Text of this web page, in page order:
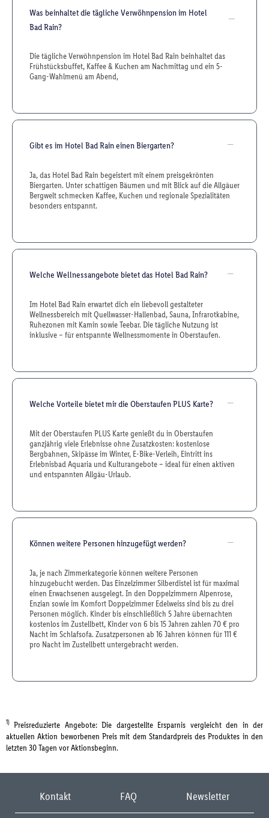
Was beinhaltet die tägliche Verwöhnpension im Hotel
Bad Rain?
Die tägliche Verwöhnpension im Hotel Bad Rain beinhaltet das
Frühstücksbuffet, Kaffee & Kuchen am Nachmittag und ein 5-
Gang-Wahlmenü am Abend,
Gibt es im Hotel Bad Rain einen Biergarten?
Ja, das Hotel Bad Rain begeistert mit einem preisgekrönten
Biergarten. Unter schattigen Bäumen und mit Blick auf die Allgäuer
Bergwelt schmecken Kaffee, Kuchen und regionale Spezialitäten
besonders entspannt.
Welche Wellnessangebote bietet das Hotel Bad Rain?
Im Hotel Bad Rain erwartet dich ein liebevoll gestalteter
Wellnessbereich mit Quellwasser-Hallenbad, Sauna, Infrarotkabine,
Ruhezonen mit Kamin sowie Teebar. Die tägliche Nutzung ist
inklusive – für entspannte Wellnessmomente in Oberstaufen.
Welche Vorteile bietet mir die Oberstaufen PLUS Karte?
Mit der Oberstaufen PLUS Karte genießt du in Oberstaufen
ganzjährig viele Erlebnisse ohne Zusatzkosten: kostenlose
Bergbahnen, Skipässe im Winter, E-Bike-Verleih, Eintritt ins
Erlebnisbad Aquaria und Kulturangebote – ideal für einen aktiven
und entspannten Allgäu-Urlaub.
Können weitere Personen hinzugefügt werden?
Ja, je nach Zimmerkategorie können weitere Personen
hinzugebucht werden. Das Einzelzimmer Silberdistel ist für maximal
einen Erwachsenen ausgelegt. In den Doppelzimmern Alpenrose,
Enzian sowie im Komfort Doppelzimmer Edelweiss sind bis zu drei
Personen möglich. Kinder bis einschließlich 5 Jahre übernachten
kostenlos im Zustellbett, Kinder von 6 bis 15 Jahren zahlen 70 € pro
Nacht im Schlafsofa. Zusatzpersonen ab 16 Jahren können für 111 €
pro Nacht im Zustellbett untergebracht werden.
1) Preisreduzierte Angebote: Die dargestellte Ersparnis vergleicht den in der
aktuellen Aktion beworbenen Preis mit dem Standardpreis des Produktes in den
letzten 30 Tagen vor Aktionsbeginn.
Kontakt FAQ Newsletter